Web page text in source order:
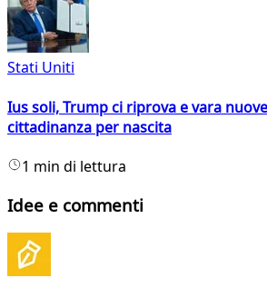
Stati Uniti
Ius soli, Trump ci riprova e vara
cittadinanza per nascita
1 min di lettura
Idee e commenti